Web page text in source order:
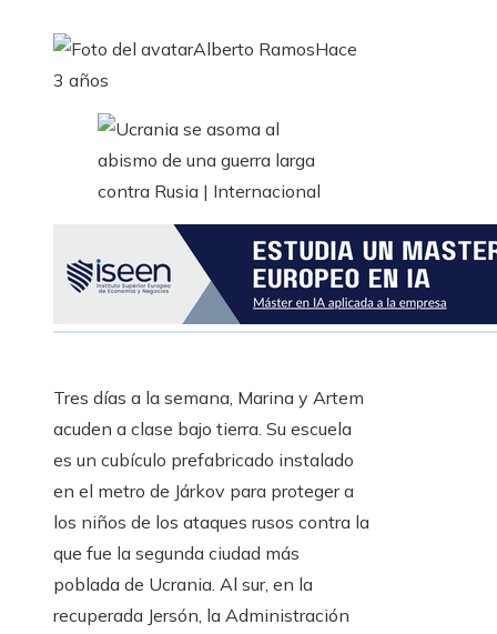
Alberto RamosHace
3 años
Tres días a la semana, Marina y Artem
acuden a clase bajo tierra. Su escuela
es un cubículo prefabricado instalado
en el metro de Járkov para proteger a
los niños de los ataques rusos contra la
que fue la segunda ciudad más
poblada de Ucrania. Al sur, en la
recuperada Jersón, la Administración